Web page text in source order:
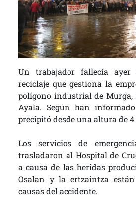
Un trabajador fallecía
reciclaje que gestiona la
polígono industrial de Murga,
Ayala. Según han
precipitó desde una altura de 4
Los servicios de
trasladaron al Hospital de
a causa de las heridas
Osalan y la ertzaintza
causas del accidente.